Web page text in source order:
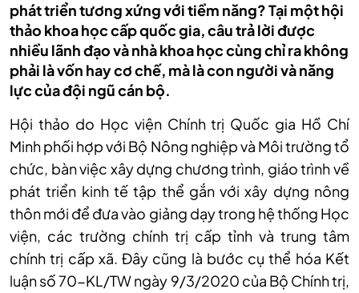
phát triển tương xứng với tiềm năng? Tại một hội
thảo khoa học cấp quốc gia, câu trả lời được
nhiều lãnh đạo và nhà khoa học cùng chỉ ra không
phải là vốn hay cơ chế, mà là con người và năng
lực của đội ngũ cán bộ.
Hội thảo do Học viện Chính trị Quốc gia Hồ Chí
Minh phối hợp với Bộ Nông nghiệp và Môi trường tổ
chức, bàn việc xây dựng chương trình, giáo trình về
phát triển kinh tế tập thể gắn với xây dựng nông
thôn mới để đưa vào giảng dạy trong hệ thống Học
viện, các trường chính trị cấp tỉnh và trung tâm
chính trị cấp xã. Đây cũng là bước cụ thể hóa Kết
luận số 70-KL/TW ngày 9/3/2020 của Bộ Chính trị,